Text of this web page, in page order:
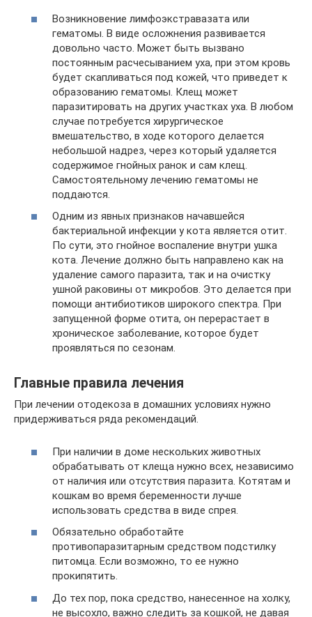
Возникновение лимфоэкстравазата или
гематомы. В виде осложнения развивается
довольно часто. Может быть вызвано
постоянным расчесыванием уха, при этом кровь
будет скапливаться под кожей, что приведет к
образованию гематомы. Клещ может
паразитировать на других участках уха. В любом
случае потребуется хирургическое
вмешательство, в ходе которого делается
небольшой надрез, через который удаляется
содержимое гнойных ранок и сам клещ.
Самостоятельному лечению гематомы не
поддаются.
Одним из явных признаков начавшейся
бактериальной инфекции у кота является отит.
По сути, это гнойное воспаление внутри ушка
кота. Лечение должно быть направлено как на
удаление самого паразита, так и на очистку
ушной раковины от микробов. Это делается при
помощи антибиотиков широкого спектра. При
запущенной форме отита, он перерастает в
хроническое заболевание, которое будет
проявляться по сезонам.
Главные правила лечения
При лечении отодекоза в домашних условиях нужно
придерживаться ряда рекомендаций.
При наличии в доме нескольких животных
обрабатывать от клеща нужно всех, независимо
от наличия или отсутствия паразита. Котятам и
кошкам во время беременности лучше
использовать средства в виде спрея.
Обязательно обработайте
противопаразитарным средством подстилку
питомца. Если возможно, то ее нужно
прокипятить.
До тех пор, пока средство, нанесенное на холку,
не высохло, важно следить за кошкой, не давая